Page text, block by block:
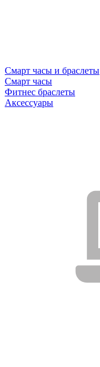
Смарт часы и браслеты
Смарт часы
Фитнес браслеты
Аксессуары